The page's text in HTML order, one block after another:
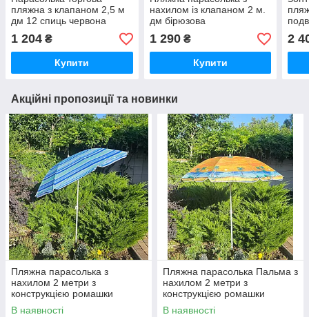
пляжна з клапаном 2,5 м
дм 12 спиць червона
1 204 ₴
Купити
нахилом із клапаном 2 м.
дм бірюзова
1 290₴
Купити
дм
2
Акційні пропозиції та новинки
Пляжна парасолька з
нахилом 2 метри з
конструкцією ромашки
смугаста
В наявності
Пляжна парасолька Пальма з
нахилом 2 метри з
конструкцією ромашки
В наявності